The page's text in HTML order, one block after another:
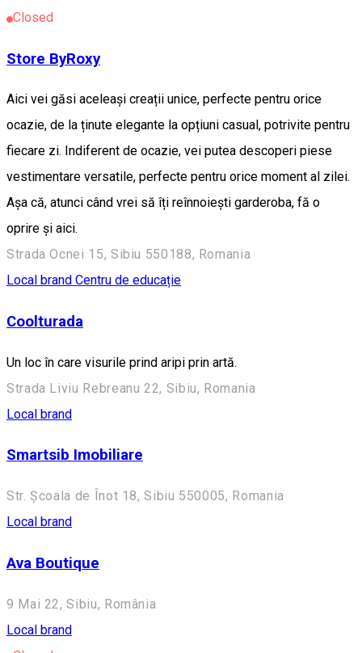
Closed
Store ByRoxy
Aici vei găsi aceleași creații unice, perfecte pentru orice
ocazie, de la ținute elegante la opțiuni casual, potrivite pentru
fiecare zi. Indiferent de ocazie, vei putea descoperi piese
vestimentare versatile, perfecte pentru orice moment al zilei.
Așa că, atunci când vrei să îți reînnoiești garderoba, fă o
oprire și aici.
Strada Ocnei 15, Sibiu 550188, Romania
Local brand Centru de educație
Coolturada
Un loc în care visurile prind aripi prin artă.
Strada Liviu Rebreanu 22, Sibiu, Romania
Local brand
Smartsib Imobiliare
Str. Școala de Înot 18, Sibiu 550005, Romania
Local brand
Ava Boutique
9 Mai 22, Sibiu, România
Local brand